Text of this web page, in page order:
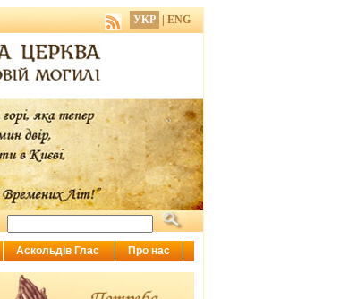
УКР ENG
Аскольдів Глас Про нас